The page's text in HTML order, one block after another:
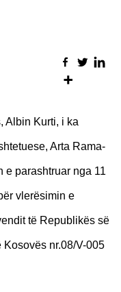
Albin Kurti, i ka
Arta Rama-
e parashtruar nga 11
vlerësimin e
të Republikës së
nr.08/V-005